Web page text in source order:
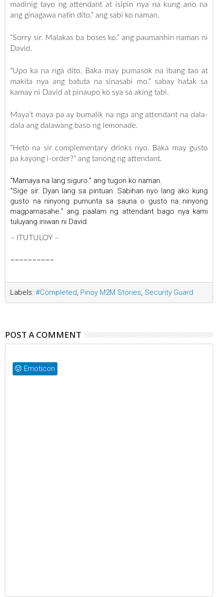
madinig tayo ng attendant at isipin nya na kung ano na
ang ginagawa natin dito.” ang sabi ko naman.
“Sorry sir. Malakas ba boses ko.” ang paumanhin naman ni
David.
“Upo ka na nga dito. Baka may pumasok na ibang tao at
makita nya ang batuta na sinasabi mo.” sabay hatak sa
kamay ni David at pinaupo ko sya sa aking tabi.
Maya’t maya pa ay bumalik na nga ang attendant na dala-
dala ang dalawang baso ng lemonade.
“Heto na sir complementary drinks nyo. Baka may gusto
pa kayong i-order?” ang tanong ng attendant.
“Mamaya na lang siguro.” ang tugon ko naman.
“Sige sir. Dyan lang sa pintuan. Sabihan nyo lang ako kung
gusto na ninyong pumunta sa sauna o gusto na ninyong
magpamasahe.” ang paalam ng attendant bago nya kami
tuluyang iniwan ni David.
– ITUTULOY –
==========
Labels: #Completed Pinoy M2M Stories Security Guard
POST A COMMENT
Emoticon